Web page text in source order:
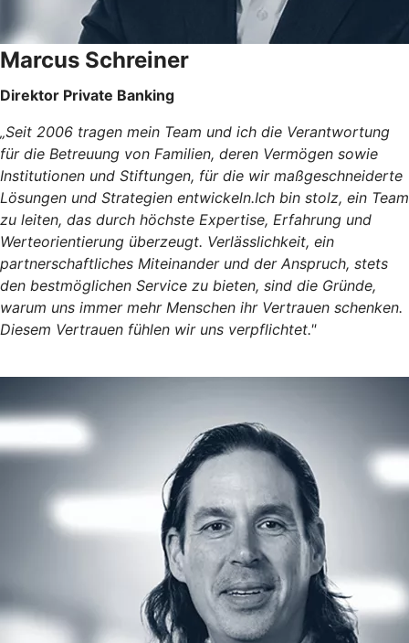
Marcus Schreiner
Direktor Private Banking
„Seit 2006 tragen mein Team und ich die Verantwortung
für die Betreuung von Familien, deren Vermögen sowie
Institutionen und Stiftungen, für die wir maßgeschneiderte
Lösungen und Strategien entwickeln.Ich bin stolz, ein Team
zu leiten, das durch höchste Expertise, Erfahrung und
Werteorientierung überzeugt. Verlässlichkeit, ein
partnerschaftliches Miteinander und der Anspruch, stets
den bestmöglichen Service zu bieten, sind die Gründe,
warum uns immer mehr Menschen ihr Vertrauen schenken.
Diesem Vertrauen fühlen wir uns verpflichtet."